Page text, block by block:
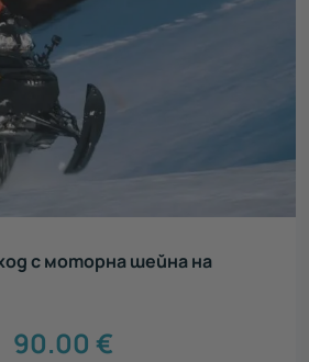
с моторна шейна на
90.00 €